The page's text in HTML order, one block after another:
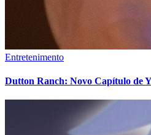
Entretenimento
Dutton Ranch: Novo Capítulo de